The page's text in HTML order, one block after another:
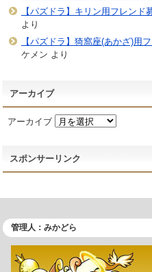
【パズドラ】キリン用フレン
より
【パズドラ】猗窩座(あかざ)用
ケメン より
アーカイブ
アーカイブ
スポンサーリンク
管理人：みかどら